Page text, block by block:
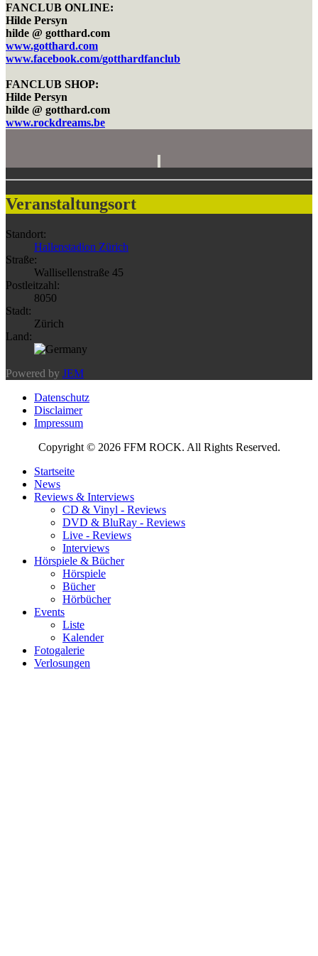
FANCLUB ONLINE:
Hilde Persyn
hilde @ gotthard.com
www.gotthard.com
www.facebook.com/gotthardfanclub
FANCLUB SHOP:
Hilde Persyn
hilde @ gotthard.com
www.rockdreams.be
Veranstaltungsort
Standort:
Hallenstadion Zürich
Straße:
Wallisellenstraße 45
Postleitzahl:
8050
Stadt:
Zürich
Land:
Powered by JEM
Datenschutz
Disclaimer
Impressum
Copyright © 2026 FFM ROCK. All Rights Reserved.
Startseite
News
Reviews & Interviews
CD & Vinyl - Reviews
DVD & BluRay - Reviews
Live - Reviews
Interviews
Hörspiele & Bücher
Hörspiele
Bücher
Hörbücher
Events
Liste
Kalender
Fotogalerie
Verlosungen